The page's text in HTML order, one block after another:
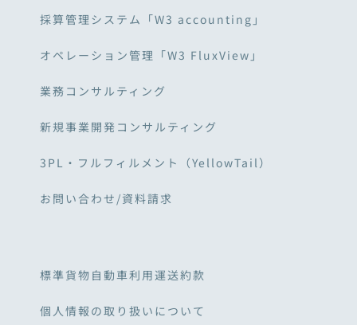
採算管理システム「W3 accounting」
オペレーション管理「W3 FluxView」
業務コンサルティング
新規事業開発コンサルティング
3PL・フルフィルメント（YellowTail）
お問い合わせ/資料請求
標準貨物自動車利用運送約款
個人情報の取り扱いについて